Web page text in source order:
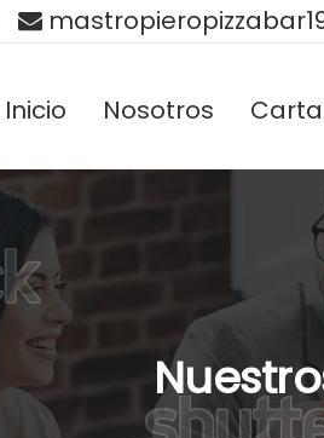
Inicio Nosotros Carta